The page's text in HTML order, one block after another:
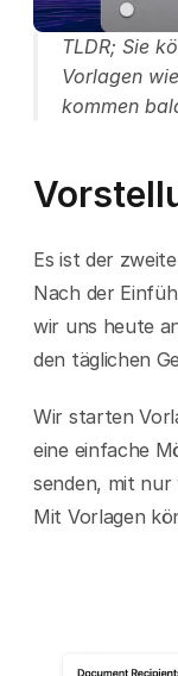
TLDR; Sie
Vorlagen
kommen
Es ist der
Nach der
wir uns heute
den täglichen
Wir starten
eine einfache
senden, mit nur
Mit Vorlagen